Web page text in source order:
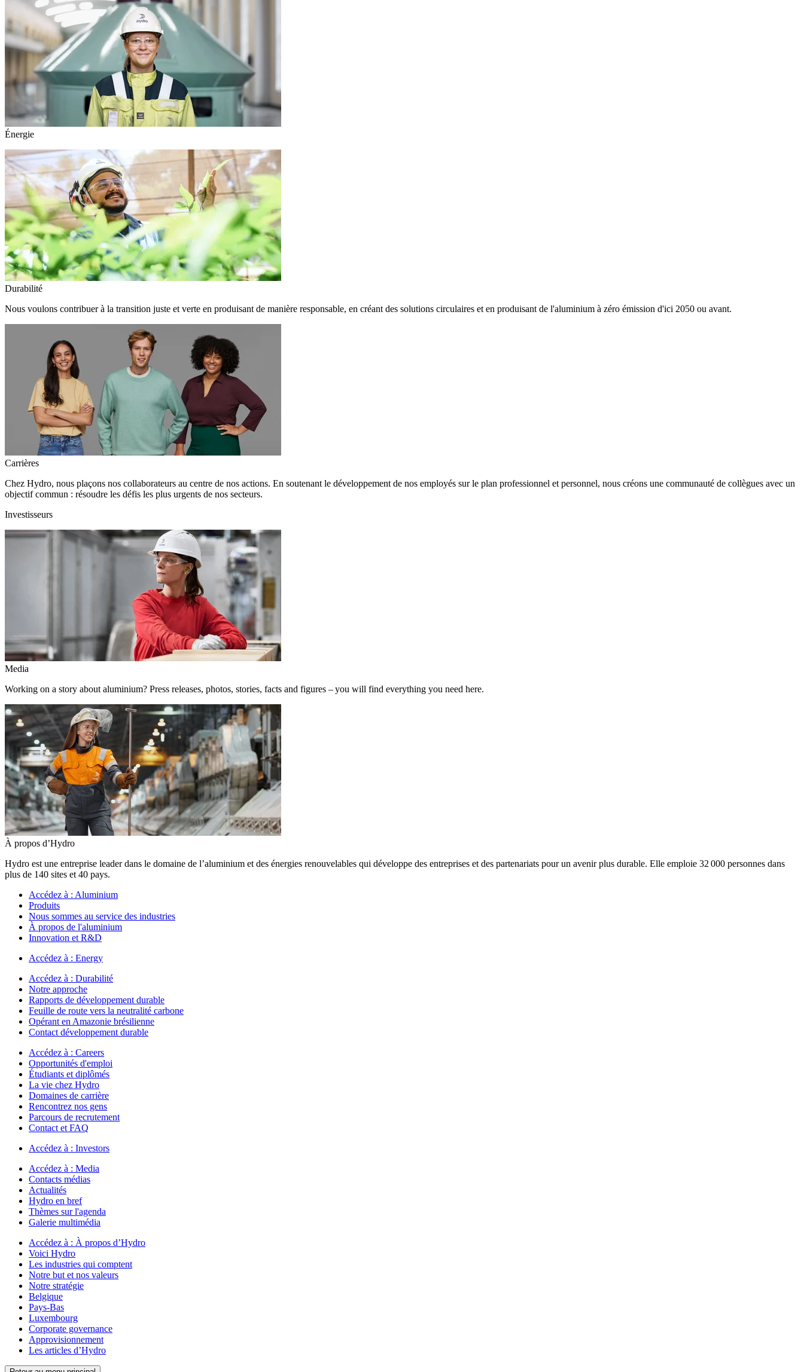
Énergie
Durabilité
Nous voulons contribuer à la transition juste et verte en produisant de manière responsable, en créant des solutions circulaires et en produisant de l'aluminium à zéro émission d'ici 2050 ou avant.
Carrières
Chez Hydro, nous plaçons nos collaborateurs au centre de nos actions. En soutenant le développement de nos employés sur le plan professionnel et personnel, nous créons une communauté de collègues avec un
objectif commun : résoudre les défis les plus urgents de nos secteurs.
Investisseurs
Media
Working on a story about aluminium? Press releases, photos, stories, facts and figures – you will find everything you need here.
À propos d’Hydro
Hydro est une entreprise leader dans le domaine de l’aluminium et des énergies renouvelables qui développe des entreprises et des partenariats pour un avenir plus durable. Elle emploie 32 000 personnes dans
plus de 140 sites et 40 pays.
Accédez à : Aluminium
Produits
Nous sommes au service des industries
À propos de l'aluminium
Innovation et R&D
Accédez à : Energy
Accédez à : Durabilité
Notre approche
Rapports de développement durable
Feuille de route vers la neutralité carbone
Opérant en Amazonie brésilienne
Contact développement durable
Accédez à : Careers
Opportunités d'emploi
Étudiants et diplômés
La vie chez Hydro
Domaines de carrière
Rencontrez nos gens
Parcours de recrutement
Contact et FAQ
Accédez à : Investors
Accédez à : Media
Contacts médias
Actualités
Hydro en bref
Thèmes sur l'agenda
Galerie multimédia
Accédez à : À propos d’Hydro
Voici Hydro
Les industries qui comptent
Notre but et nos valeurs
Notre stratégie
Belgique
Pays-Bas
Luxembourg
Corporate governance
Approvisionnement
Les articles d’Hydro